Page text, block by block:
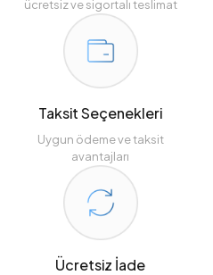
ücretsiz ve sigortalı teslimat
Taksit Seçenekleri
Uygun ödeme ve taksit
avantajları
Ücretsiz İade